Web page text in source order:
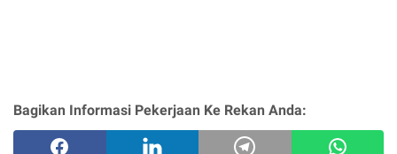
Bagikan Informasi Pekerjaan Ke Rekan Anda: